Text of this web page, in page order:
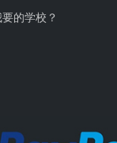
的学校？